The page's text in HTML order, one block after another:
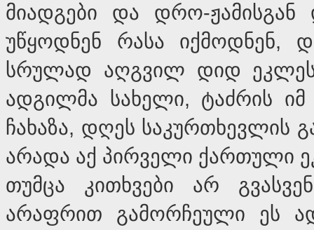
მიადგები და დრო-
უწყოდნენ რასა იქმოდნენ,
სრულად აღგვილ დიდ
ადგილმა სახელი, ტაძრის
ჩახაზა, დღეს საკურთხევლის
არადა აქ პირველი ქართული
თუმცა კითხვები არ
არაფრით გამორჩეული ეს